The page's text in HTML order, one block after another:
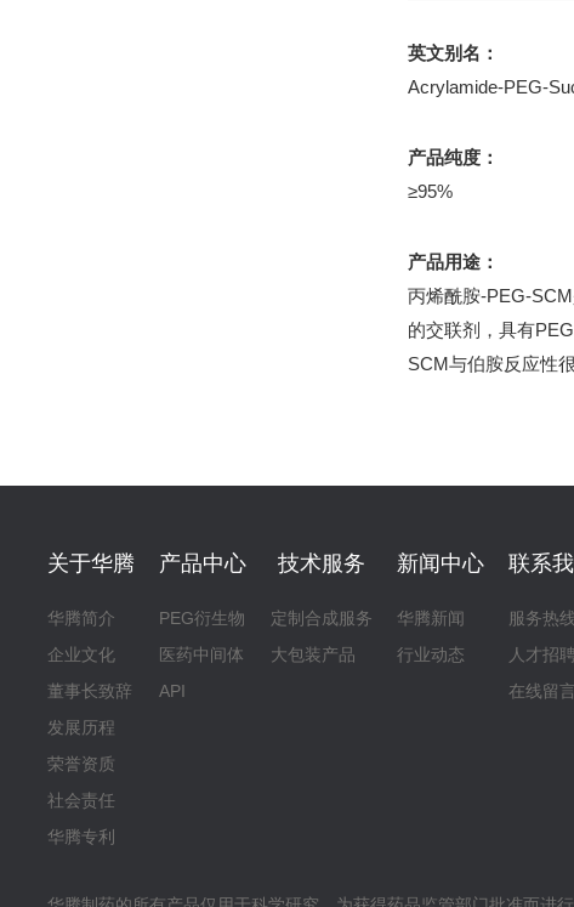
英文别名：
Acrylamide-PEG-
产品纯度：
≥95%
产品用途：
丙烯酰胺-PEG-
的交联剂，具有
SCM与伯胺反应性
关于华腾
华腾简介
企业文化
董事长致辞
发展历程
荣誉资质
社会责任
华腾专利
产品中心
PEG衍生物
医药中间体
API
技术服务
定制合成服务
大包装产品
新闻中心
华腾新闻
行业动态
联系
服务热线
人才招聘
在线留言